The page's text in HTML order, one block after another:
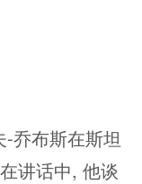
乔布斯在斯坦
讲话中, 他谈